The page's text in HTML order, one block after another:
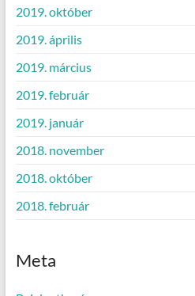
2019. október
2019. április
2019. március
2019. február
2019. január
2018. november
2018. október
2018. február
Meta